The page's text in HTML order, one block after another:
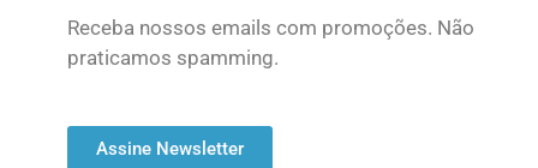
Receba nossos emails com promoções. Não
praticamos spamming.
Assine Newsletter